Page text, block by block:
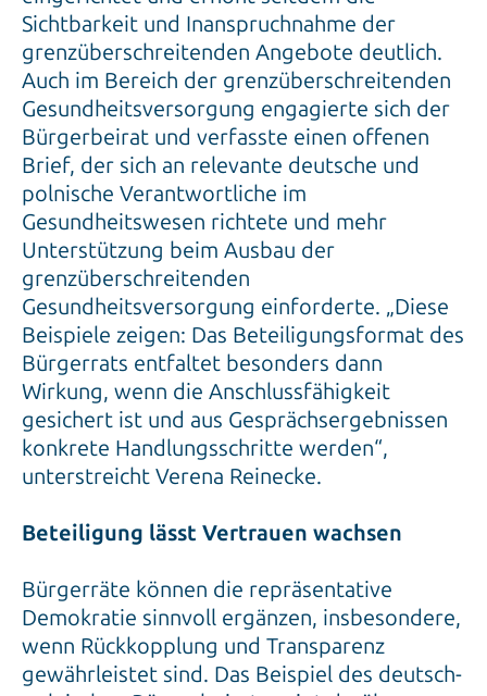
Sichtbarkeit und Inanspruchnahme der
grenzüberschreitenden Angebote deutlich.
Auch im Bereich der grenzüberschreitenden
Gesundheitsversorgung engagierte sich der
Bürgerbeirat und verfasste einen offenen
Brief, der sich an relevante deutsche und
polnische Verantwortliche im
Gesundheitswesen richtete und mehr
Unterstützung beim Ausbau der
grenzüberschreitenden
Gesundheitsversorgung einforderte. „Diese
Beispiele zeigen: Das Beteiligungsformat des
Bürgerrats entfaltet besonders dann
Wirkung, wenn die Anschlussfähigkeit
gesichert ist und aus Gesprächsergebnissen
konkrete Handlungsschritte werden“,
unterstreicht Verena Reinecke.
Beteiligung lässt Vertrauen wachsen
Bürgerräte können die repräsentative
Demokratie sinnvoll ergänzen, insbesondere,
wenn Rückkopplung und Transparenz
gewährleistet sind. Das Beispiel des deutsch-